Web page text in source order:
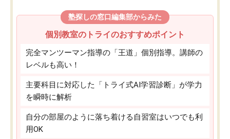
塾探しの窓口編集部からみた
個別教室のトライのおすすめポイント
完全マンツーマン指導の「王道」個別指導。講師の
レベルも高い！
主要科目に対応した「トライ式AI学習診断」が学力
を瞬時に解析
自分の部屋のように落ち着ける自習室はいつでも利
用OK